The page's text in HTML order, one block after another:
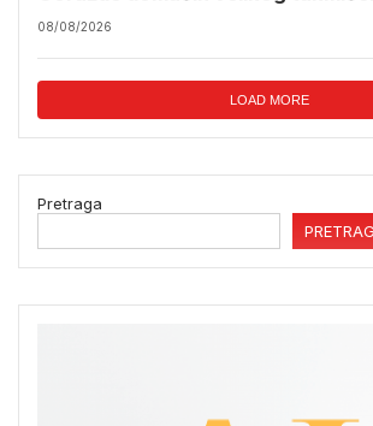
08/08/2026
LOAD MORE
Pretraga